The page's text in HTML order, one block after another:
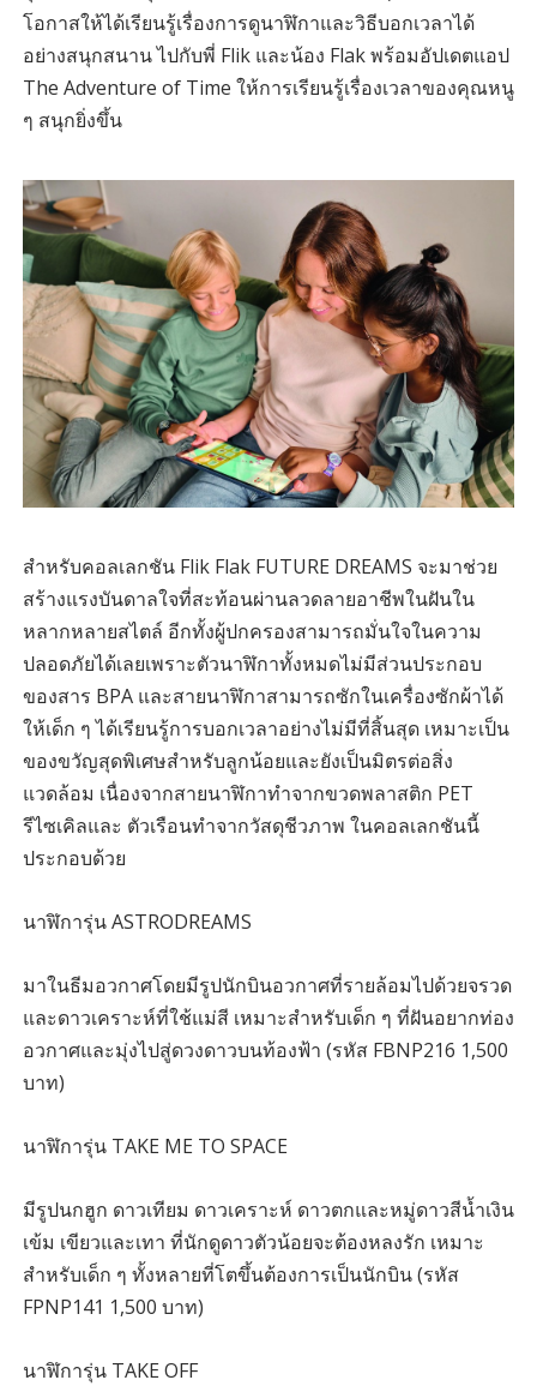
โอกาสให้ได้เรียนรู้เรื่องการดูนาฬิกาและวิธีบอกเวลาได้
อย่างสนุกสนาน ไปกับพี่ Flik และน้อง Flak พร้อมอัปเดตแอป
The Adventure of Time ให้การเรียนรู้เรื่องเวลาของคุณหนู
ๆ สนุกยิ่งขึ้น
สำหรับคอลเลกชัน Flik Flak FUTURE DREAMS จะมาช่วย
สร้างแรงบันดาลใจที่สะท้อนผ่านลวดลายอาชีพในฝันใน
หลากหลายสไตล์ อีกทั้งผู้ปกครองสามารถมั่นใจในความ
ปลอดภัยได้เลยเพราะตัวนาฬิกาทั้งหมดไม่มีส่วนประกอบ
ของสาร BPA และสายนาฬิกาสามารถซักในเครื่องซักผ้าได้
ให้เด็ก ๆ ได้เรียนรู้การบอกเวลาอย่างไม่มีที่สิ้นสุด เหมาะเป็น
ของขวัญสุดพิเศษสำหรับลูกน้อยและยังเป็นมิตรต่อสิ่ง
แวดล้อม เนื่องจากสายนาฬิกาทำจากขวดพลาสติก PET
รีไซเคิลและ ตัวเรือนทำจากวัสดุชีวภาพ ในคอลเลกชันนี้
ประกอบด้วย
นาฬิการุ่น ASTRODREAMS
มาในธีมอวกาศโดยมีรูปนักบินอวกาศที่รายล้อมไปด้วยจรวด
และดาวเคราะห์ที่ใช้แม่สี เหมาะสำหรับเด็ก ๆ ที่ฝันอยากท่อง
อวกาศและมุ่งไปสู่ดวงดาวบนท้องฟ้า (รหัส FBNP216 1,500
บาท)
นาฬิการุ่น TAKE ME TO SPACE
มีรูปนกฮูก ดาวเทียม ดาวเคราะห์ ดาวตกและหมู่ดาวสีน้ำเงิน
เข้ม เขียวและเทา ที่นักดูดาวตัวน้อยจะต้องหลงรัก เหมาะ
สำหรับเด็ก ๆ ทั้งหลายที่โตขึ้นต้องการเป็นนักบิน (รหัส
FPNP141 1,500 บาท)
นาฬิการุ่น TAKE OFF